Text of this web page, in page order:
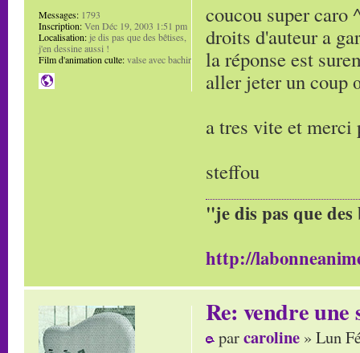
coucou super caro
droits d'auteur a
la réponse est
aller jeter un coup
a tres vite et merci
steffou
"je dis pas que
http://
Messages: 1793
Inscription:Ven Déc 19, 2003 1:51 pm
Localisation: je dis pas que des bêtises,
j'en dessine aussi !
Film d'animation culte:valse avec bachir
Re: vendre une
parcaroline » Lun